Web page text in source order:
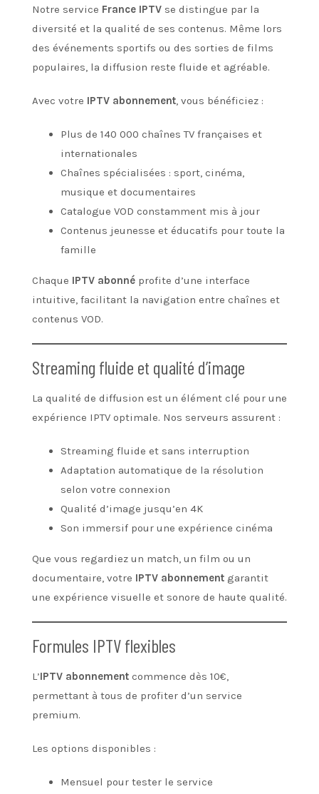
Notre service France IPTV se distingue par la
diversité et la qualité de ses contenus. Même lors
des événements sportifs ou des sorties de films
populaires, la diffusion reste fluide et agréable.
Avec votre IPTV abonnement , vous bénéficiez :
Plus de 140 000 chaînes TV françaises et
internationales
Chaînes spécialisées : sport, cinéma,
musique et documentaires
Catalogue VOD constamment mis à jour
Contenus jeunesse et éducatifs pour toute la
famille
Chaque IPTV abonné profite d’une interface
intuitive, facilitant la navigation entre chaînes et
contenus VOD.
Streaming fluide et qualité d’image
La qualité de diffusion est un élément clé pour une
expérience IPTV optimale. Nos serveurs assurent :
Streaming fluide et sans interruption
Adaptation automatique de la résolution
selon votre connexion
Qualité d’image jusqu’en 4K
Son immersif pour une expérience cinéma
Que vous regardiez un match, un film ou un
documentaire, votre IPTV abonnement garantit
une expérience visuelle et sonore de haute qualité.
Formules IPTV flexibles
L’IPTV abonnement commence dès 10€,
permettant à tous de profiter d’un service
premium.
Les options disponibles :
Mensuel pour tester le service